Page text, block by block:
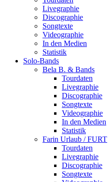
Livegraphie
Discographie
Songtexte
Videographie
In den Medien
Statistik
Solo-Bands
Bela B. & Bands
Tourdaten
Livegraphie
Discographie
Songtexte
Videographie
In den Medien
Statistik
Farin Urlaub / FURT
Tourdaten
Livegraphie
Discographie
Songtexte